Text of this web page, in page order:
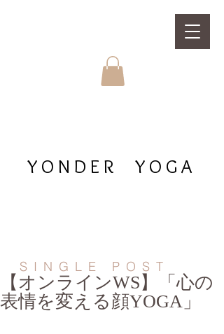
YONDER YOGA
SINGLE POST
【オンラインWS】「心の
表情を変える顔YOGA」